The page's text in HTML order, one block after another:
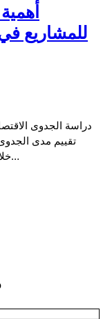
للمشاريع
دراسة الجدوى
تقييم مدى
خلال دراسة مختلف الجوانب الاقتصادية والما…